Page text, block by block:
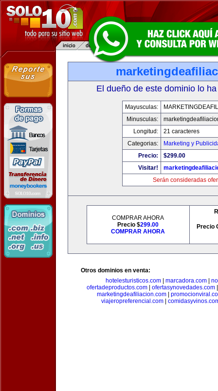
El dueño de este dominio lo
Mayusculas:
Minusculas:
Longitud:
21 caracteres
Categorias:
Marketing y
Precio:
$299.00
Visitar!
Serán consideradas
COMPRAR AHORA
Precio $299.00
COMPRAR AHORA
Precio
Otros dominios en venta:
hotelesturisticos.com
marcadora.com
ofertadeproductos.com| ofertasynovedades.com
marketingdeafiliacion.com|
viajeropreferencial.com